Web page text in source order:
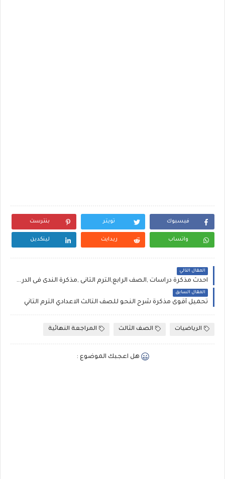
فيسبوك تويتر بنترست
واتساب ريدايت لينكدين
المقال التالي
احدث مذكرة دراسات ,الصف الرابع,الترم الثانى ,مذكرة الندى فى الدراسات الاجتماعية الصف الرابع الابتدائى
المقال السابق
تحميل أقوى مذكرة شرح النحو للصف الثالث الاعدادي الترم الثاني
الرياضيات الصف الثالث المراجعة النهائية
هل اعجبك الموضوع :